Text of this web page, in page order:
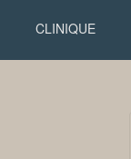
CLINIQUE